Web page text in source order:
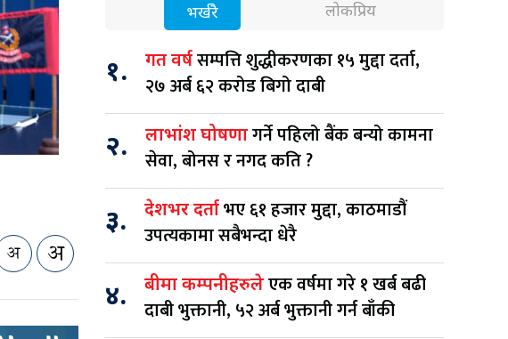
भर्खरै लोकप्रिय
१. गत वर्षसम्पत्ति शुद्धीकरणका १५ मुद्दा दर्ता,
२७ अर्ब ६२ करोड बिगो दाबी
२. लाभांश घोषणागर्ने पहिलो बैंक बन्यो कामना
सेवा, बोनस र नगद कति ?
३. देशभर दर्ताभए ६१ हजार मुद्दा, काठमाडौं
उपत्यकामा सबैभन्दा धेरै
४. बीमा कम्पनीहरुलेएक वर्षमा गरे १ खर्ब बढी
दाबी भुक्तानी, ५२ अर्ब भुक्तानी गर्न बाँकी